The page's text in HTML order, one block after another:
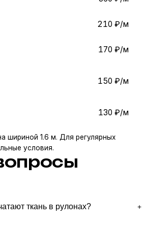
210 ₽/м
170 ₽/м
150 ₽/м
130 ₽/м
шириной 1.6 м. Для регулярных
условия.
ткань в рулонах?